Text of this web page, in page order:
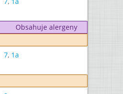
Obsahuje alergeny
7, 1a